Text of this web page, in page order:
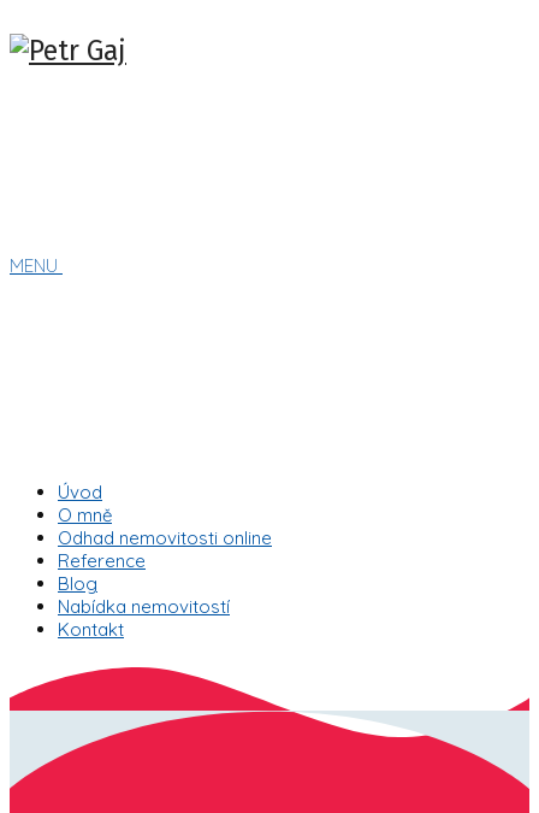
MENU
Úvod
O mně
Odhad nemovitosti online
Reference
Blog
Nabídka nemovitostí
Kontakt